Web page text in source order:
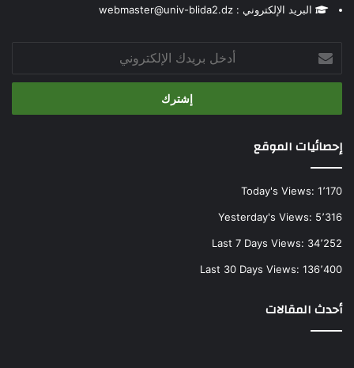
البريد الإلكتروني : webmaster@univ-blida2.dz
بريدك
الإلكتروني
إحصائيات الموقع
Today's Views: 1٬170
Yesterday's Views: 5٬316
Last 7 Days Views: 34٬252
Last 30 Days Views: 136٬400
أحدث المقالات